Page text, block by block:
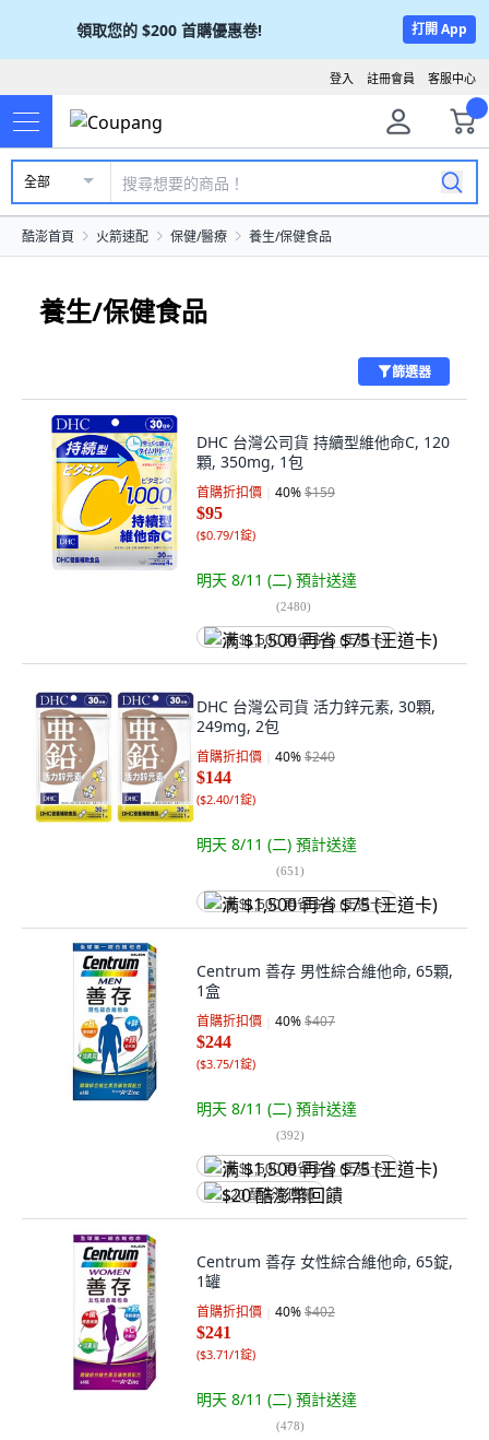
領取您的 $200 首購優惠卷! 打開 App
客服中心
註冊會員
登入
全部
酷澎首頁 火箭速配 保健/醫療 養生/保健食品
養生/保健食品
篩選器
DHC 台灣公司貨 持續型維他命C, 120
顆, 350mg, 1包
首購折扣價 40%$159
$95
($0.79/1錠)
明天 8/11 (二) 預計送達
(2480)
满 $1,500 再省 $75 (王道卡)
DHC 台灣公司貨 活力鋅元素, 30顆,
249mg, 2包
首購折扣價 40%$240
$144
($2.40/1錠)
明天 8/11 (二) 預計送達
(651)
满 $1,500 再省 $75 (王道卡)
Centrum 善存 男性綜合維他命, 65顆,
1盒
首購折扣價 40%$407
$244
($3.75/1錠)
明天 8/11 (二) 預計送達
(392)
满 $1,500 再省 $75 (王道卡)
$20 酷澎幣回饋
Centrum 善存 女性綜合維他命, 65錠,
1罐
首購折扣價 40%$402
$241
($3.71/1錠)
明天 8/11 (二) 預計送達
(478)